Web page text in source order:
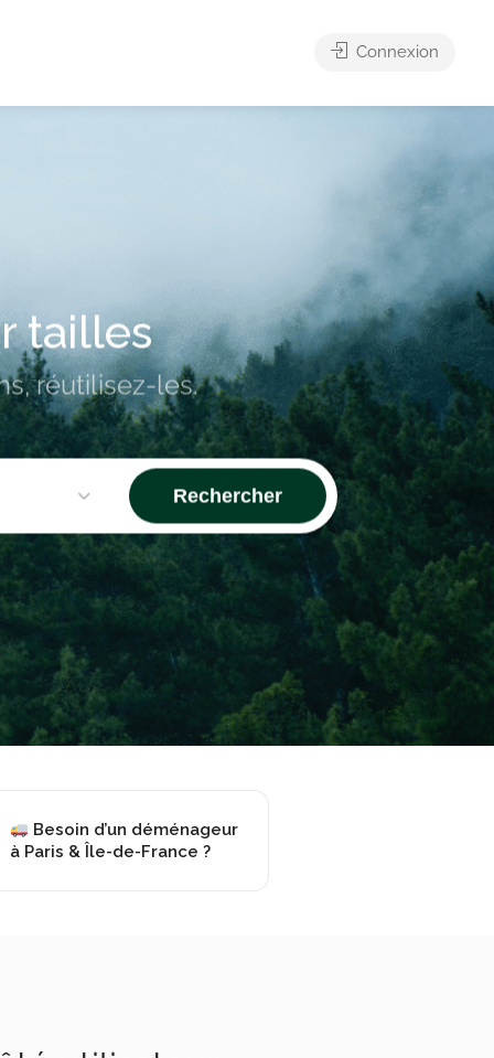
Connexion
tailles
réutilisez-les.
Rechercher
Besoin d’un déménageur
à Paris & Île-de-France ?